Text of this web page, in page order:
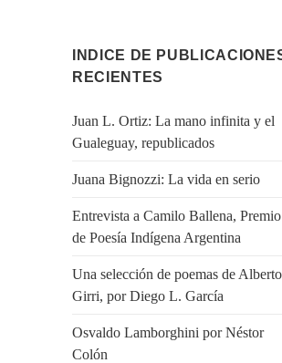
INDICE DE
RECIENTES
Juan L. Ortiz: La mano infinita y el
Gualeguay, republicados
Juana Bignozzi: La vida en serio
Entrevista a Camilo Ballena, Premio
de Poesía Indígena Argentina
Una selección de poemas de Alberto
Girri, por Diego L. García
Osvaldo Lamborghini por Néstor
Colón